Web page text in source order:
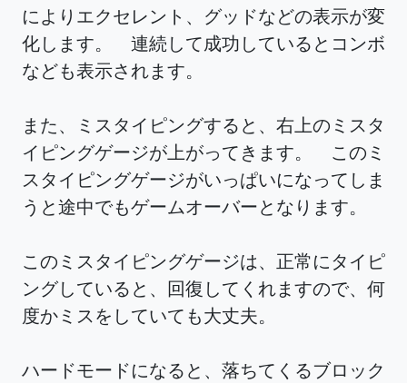
によりエクセレント、グッドなどの表示が変
化します。 連続して成功しているとコンボ
なども表示されます。
また、ミスタイピングすると、右上のミスタ
イピングゲージが上がってきます。 このミ
スタイピングゲージがいっぱいになってしま
うと途中でもゲームオーバーとなります。
このミスタイピングゲージは、正常にタイピ
ングしていると、回復してくれますので、何
度かミスをしていても大丈夫。
ハードモードになると、落ちてくるブロック